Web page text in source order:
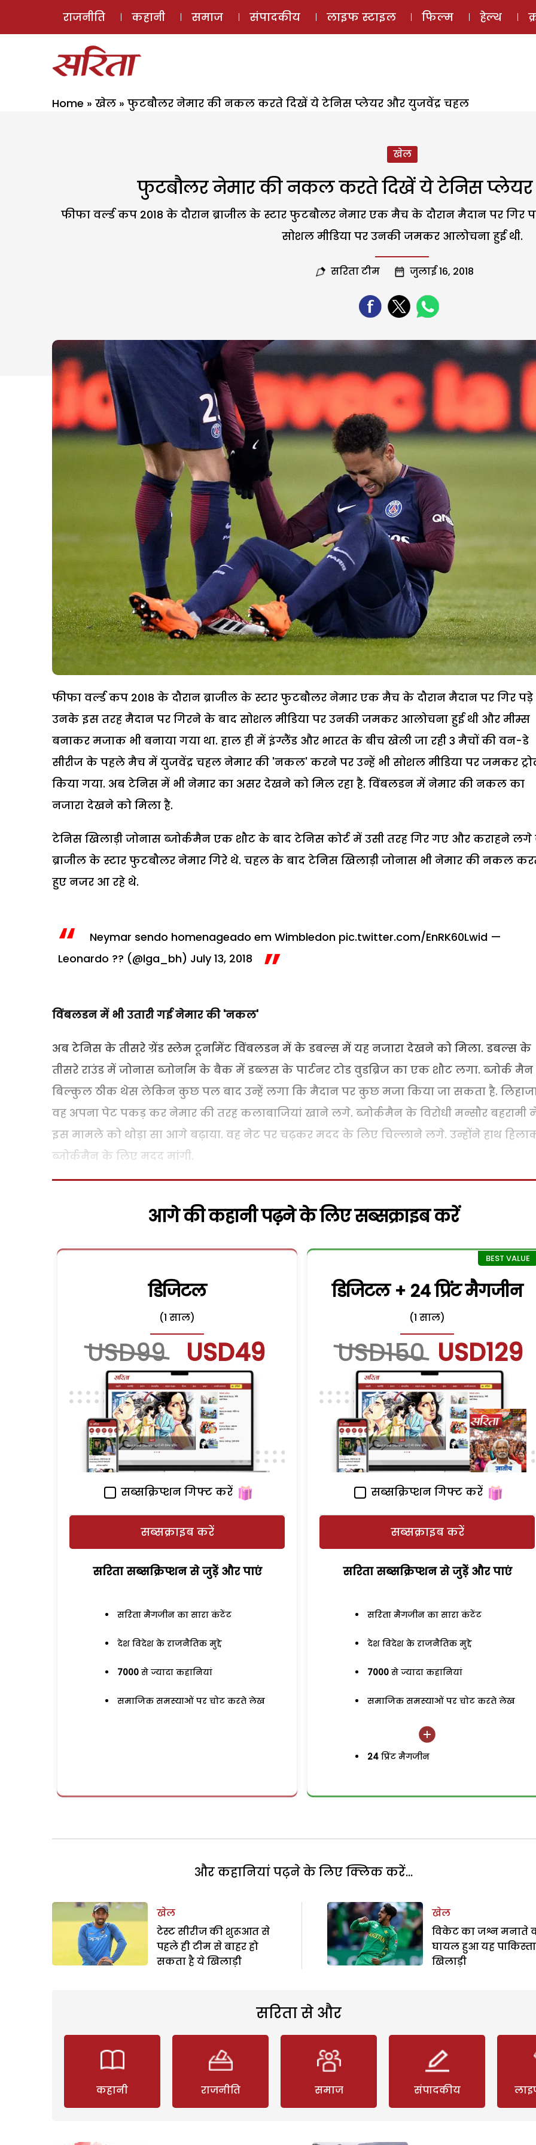
ई-मैगज़ीन
राजनीति कहानी समाज संपादकीय लाइफ स्टाइल फिल्म हेल्थ
Home » खेल » फुटबौलर नेमार की नकल करते दिखें ये टेनिस प्लेयर और युजवेंद्र चहल
खेल
फुटबौलर नेमार की नकल करते दिखें ये टेनिस
फीफा वर्ल्ड कप 2018 के दौरान ब्राजील के स्टार फुटबौलर नेमार एक मैच के दौरान मैदान पर
सोशल मीडिया पर उनकी जमकर आलोचना हुई थी.
सरिता टीम जुलाई 16, 2018
फीफा वर्ल्ड कप 2018 के दौरान ब्राजील के स्टार फुटबौलर नेमार एक मैच के दौरान मैदान पर गिर पड़े
उनके इस तरह मैदान पर गिरने के बाद सोशल मीडिया पर उनकी जमकर आलोचना हुई थी और मीम्स
बनाकर मजाक भी बनाया गया था. हाल ही में इंग्लैंड और भारत के बीच खेली जा रही 3 मैचों की वन-डे
सीरीज के पहले मैच में युजवेंद्र चहल नेमार की 'नकल' करने पर उन्हें भी सोशल मीडिया पर जमकर
किया गया. अब टेनिस में भी नेमार का असर देखने को मिल रहा है. विंबलडन में नेमार की नकल का
नजारा देखने को मिला है.
टेनिस खिलाड़ी जोनास ब्जोर्कमैन एक शौट के बाद टेनिस कोर्ट में उसी तरह गिर गए और कराहने
ब्राजील के स्टार फुटबौलर नेमार गिरे थे. चहल के बाद टेनिस खिलाड़ी जोनास भी नेमार की नकल
हुए नजर आ रहे थे.
Neymar sendo homenageado em Wimbledon pic.twitter.com/EnRK60Lwid —
Leonardo ?? (@lga_bh) July 13, 2018
विंबलडन में भी उतारी गई नेमार की 'नकल'
अब टेनिस के तीसरे ग्रेंड स्लेम टूर्नामेंट विंबलडन में के डबल्स में यह नजारा देखने को मिला. डबल्स के
तीसरे राउंड में जोनास ब्जोर्नाम के बैक में डब्लस के पार्टनर टोड वुडब्रिज का एक शौट लगा. ब्जोर्क मैन
बिल्कुल ठीक थेस लेकिन कुछ पल बाद उन्हें लगा कि मैदान पर कुछ मजा किया जा सकता है.
वह अपना पेट पकड़ कर नेमार की तरह कलाबाजियां खाने लगे. ब्जोर्कमैन के विरोधी मन्सौर बहरामी
इस मामले को थोड़ा सा आगे बढ़ाया. वह नेट पर चढ़कर मदद के लिए चिल्लाने लगे. उन्होंने हाथ
ब्जोर्कमैन के लिए मदद मांगी.
आगे की कहानी पढ़ने के लिए सब्सक्राइब करें
डिजिटल
(1 साल)
USD99 USD49
सब्सक्रिप्शन गिफ्ट करें
सब्सक्राइब करें
सरिता सब्सक्रिप्शन से जुड़ेें और पाएं
सरिता मैगजीन का सारा कंटेंट
देश विदेश के राजनैतिक मुद्दे
7000 से ज्यादा कहानियां
समाजिक समस्याओं पर चोट करते लेख
डिजिटल + 24 प्रिंट मैगजीन
(1 साल)
USD150 USD129
सब्सक्रिप्शन गिफ्ट करें
सब्सक्राइब करें
सरिता सब्सक्रिप्शन से जुड़ेें और पाएं
सरिता मैगजीन का सारा कंटेंट
देश विदेश के राजनैतिक मुद्दे
7000 से ज्यादा कहानियां
समाजिक समस्याओं पर चोट करते लेख
24 प्रिंट मैगजीन
और कहानियां पढ़ने के लिए क्लिक करें...
खेल
टेस्ट सीरीज की शुरूआत से
पहले ही टीम से बाहर हो
सकता है ये खिलाड़ी
खेल
विकेट का जश्न मनाते
घायल हुआ यह
खिलाड़ी
सरिता से और
कहानी राजनीति समाज संपादकीय